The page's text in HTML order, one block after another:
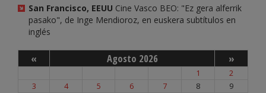
San Francisco, EEUU Cine Vasco BEO: "Ez gera alferrik
pasako", de Inge Mendioroz, en euskera subtítulos en
inglés
« Agosto 2026 »
1
2
3
4 5 6 7 8
9